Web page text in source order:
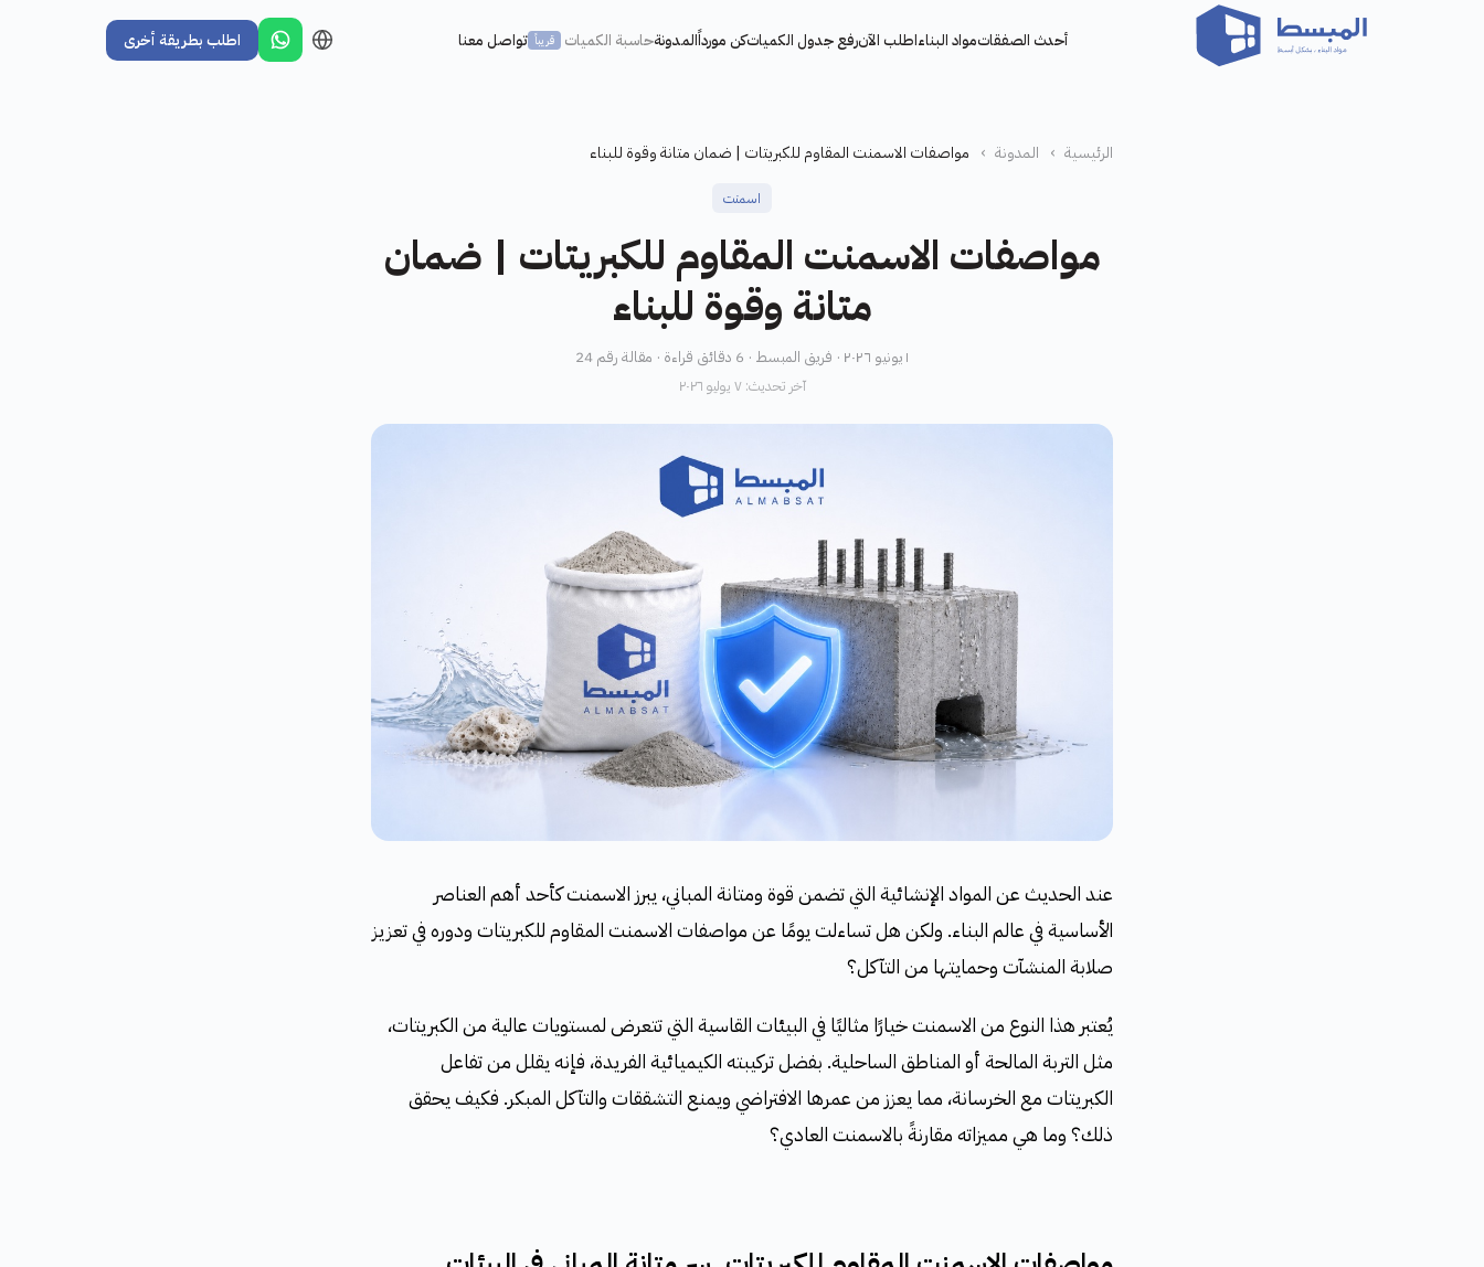
أحدث الصفقاتمواد البناءاطلب الآنرفع جدول الكمياتكن مورداًالمدونةحاسبة الكميات قريباً تواصل معنا اطلب بطريقة أخرى
الرئيسية › المدونة › مواصفات الاسمنت المقاوم للكبريتات | ضمان متانة وقوة للبناء
اسمنت
مواصفات الاسمنت المقاوم للكبريتات | ضمان
متانة وقوة للبناء
١ يونيو ٢٠٢٦ · فريق المبسط · 6 دقائق قراءة · مقالة رقم 24
آخر تحديث: ٧ يوليو ٢٠٢٦
عند الحديث عن المواد الإنشائية التي تضمن قوة ومتانة المباني، يبرز الاسمنت كأحد أهم العناصر
الأساسية في عالم البناء. ولكن هل تساءلت يومًا عن مواصفات الاسمنت المقاوم للكبريتات ودوره في تعزيز
صلابة المنشآت وحمايتها من التآكل؟
يُعتبر هذا النوع من الاسمنت خيارًا مثاليًا في البيئات القاسية التي تتعرض لمستويات عالية من الكبريتات،
مثل التربة المالحة أو المناطق الساحلية. بفضل تركيبته الكيميائية الفريدة، فإنه يقلل من تفاعل
الكبريتات مع الخرسانة، مما يعزز من عمرها الافتراضي ويمنع التشققات والتآكل المبكر. فكيف يحقق
ذلك؟ وما هي مميزاته مقارنةً بالاسمنت العادي؟